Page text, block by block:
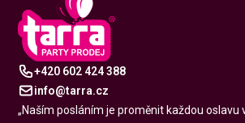
+420 602 424 388
info@tarra.cz
„Naším posláním je proměnit každou